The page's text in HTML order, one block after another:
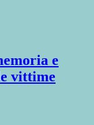
e
vittime